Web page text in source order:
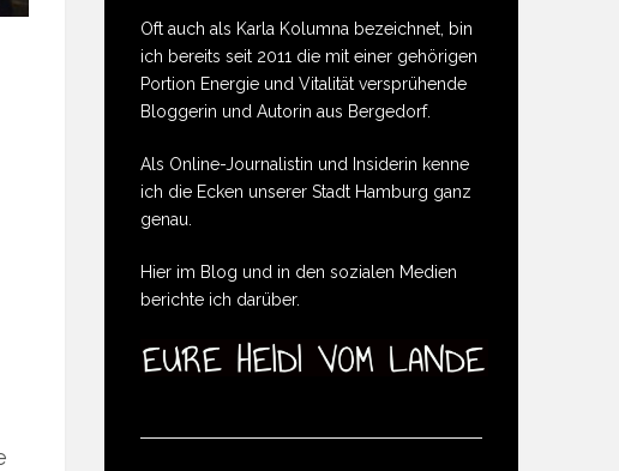
Oft auch als Karla Kolumna bezeichnet, bin
ich bereits seit 2011 die mit einer gehörigen
Portion Energie und Vitalität versprühende
Bloggerin und Autorin aus Bergedorf.
Als Online-Journalistin und Insiderin kenne
ich die Ecken unserer Stadt Hamburg ganz
genau.
Hier im Blog und in den sozialen Medien
berichte ich darüber.